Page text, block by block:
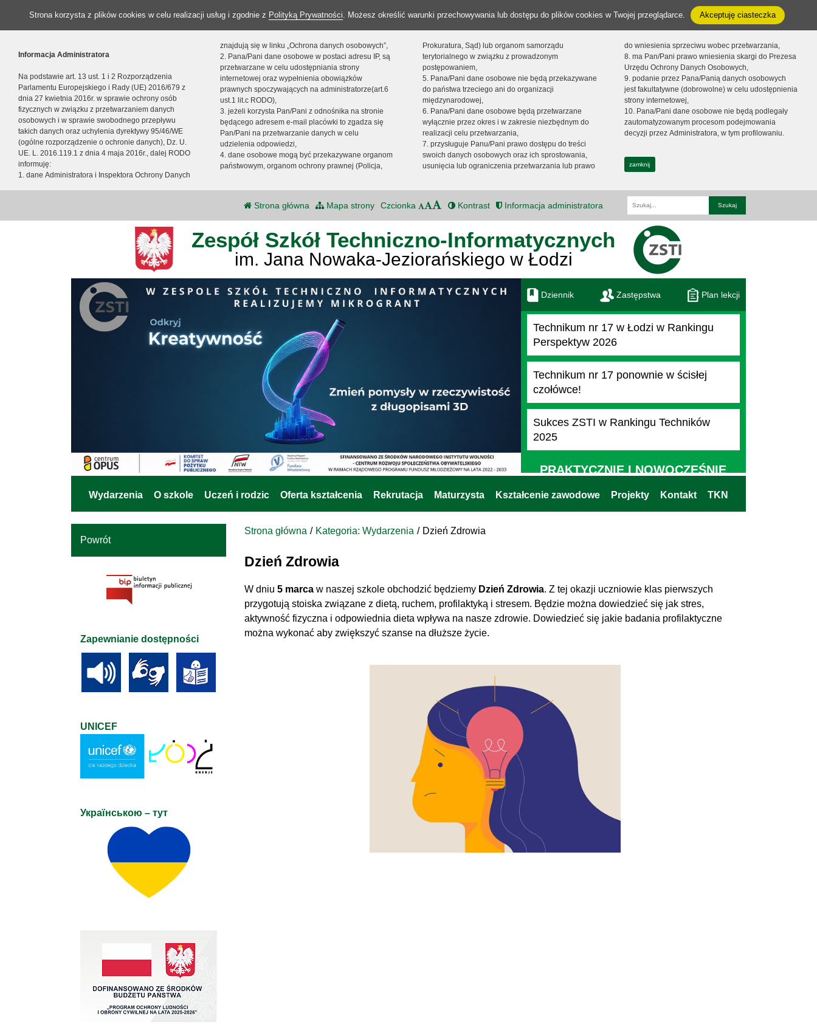
Strona korzysta z plików cookies w celu realizacji usług i zgodnie z Polityką Prywatności. Możesz określić warunki przechowywania lub dostępu do plików cookies w Twojej przeglądarce. Akceptuję ciasteczka
Informacja Administratora
Na podstawie art. 13 ust. 1 i 2 Rozporządzenia
Parlamentu Europejskiego i Rady (UE) 2016/679 z
dnia 27 kwietnia 2016r. w sprawie ochrony osób
fizycznych w związku z przetwarzaniem danych
osobowych i w sprawie swobodnego przepływu
takich danych oraz uchylenia dyrektywy 95/46/WE
(ogólne rozporządzenie o ochronie danych), Dz. U.
UE. L. 2016.119.1 z dnia 4 maja 2016r., dalej RODO
informuję:
1. dane Administratora i Inspektora Ochrony Danych
znajdują się w linku „Ochrona danych osobowych”,
2. Pana/Pani dane osobowe w postaci adresu IP, są
przetwarzane w celu udostępniania strony
internetowej oraz wypełnienia obowiązków
prawnych spoczywających na administratorze(art.6
ust.1 lit.c RODO),
3. jeżeli korzysta Pan/Pani z odnośnika na stronie
będącego adresem e-mail placówki to zgadza się
Pan/Pani na przetwarzanie danych w celu
udzielenia odpowiedzi,
4. dane osobowe mogą być przekazywane organom
państwowym, organom ochrony prawnej (Policja,
Prokuratura, Sąd) lub organom samorządu
terytorialnego w związku z prowadzonym
postępowaniem,
5. Pana/Pani dane osobowe nie będą przekazywane
do państwa trzeciego ani do organizacji
międzynarodowej,
6. Pana/Pani dane osobowe będą przetwarzane
wyłącznie przez okres i w zakresie niezbędnym do
realizacji celu przetwarzania,
7. przysługuje Panu/Pani prawo dostępu do treści
swoich danych osobowych oraz ich sprostowania,
usunięcia lub ograniczenia przetwarzania lub prawo
do wniesienia sprzeciwu wobec przetwarzania,
8. ma Pan/Pani prawo wniesienia skargi do Prezesa
Urzędu Ochrony Danych Osobowych,
9. podanie przez Pana/Panią danych osobowych
jest fakultatywne (dobrowolne) w celu udostępnienia
strony internetowej,
10. Pana/Pani dane osobowe nie będą podlegały
zautomatyzowanym procesom podejmowania
decyzji przez Administratora, w tym profilowaniu.
zamknij
Strona główna Mapa strony Czcionka Kontrast Informacja administratora
Fraza
Zespół Szkół Techniczno-Informatycznych
im. Jana Nowaka-Jeziorańskiego w Łodzi
Dziennik Zastępstwa Plan lekcji
Technikum nr 17 w Łodzi w Rankingu
Perspektyw 2026
Technikum nr 17 ponownie w ścisłej
czołówce!
Sukces ZSTI w Rankingu Techników
2025
PRAKTYCZNIE I NOWOCZEŚNIE
Wydarzenia O szkole Uczeń i rodzic Oferta kształcenia Rekrutacja Maturzysta Kształcenie zawodowe Projekty Kontakt TKN
Strona główna Kategoria: Wydarzenia Dzień Zdrowia
Dzień Zdrowia
W dniu 5 marca w naszej szkole obchodzić będziemy Dzień Zdrowia. Z tej okazji uczniowie klas pierwszych
przygotują stoiska związane z dietą, ruchem, profilaktyką i stresem. Będzie można dowiedzieć się jak stres,
aktywność fizyczna i odpowiednia dieta wpływa na nasze zdrowie. Dowiedzieć się jakie badania profilaktyczne
można wykonać aby zwiększyć szanse na dłuższe życie.
Powrót
Zapewnianie dostępności
UNICEF
Українською – тут